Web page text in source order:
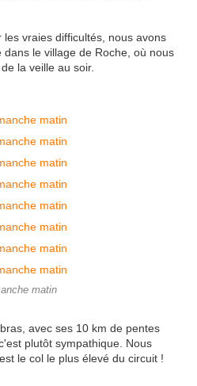
vraies difficultés, nous avons
le village de Roche, où nous
la veille au soir.
matin
avec ses 10 km de pentes
plutôt sympathique. Nous
le col le plus élevé du circuit !